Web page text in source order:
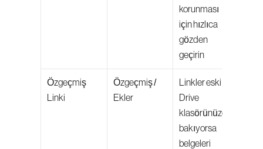
korunması
için hızlıca
gözden
geçirin
Özgeçmiş
Linki
Özgeçmiş /
Ekler
Linkler eski
Drive
klasörünüze
bakıyorsa
belgeleri